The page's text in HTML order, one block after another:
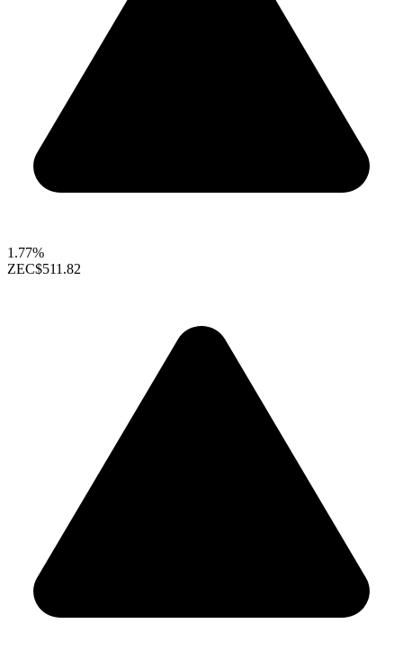
1.77%
ZEC$511.82